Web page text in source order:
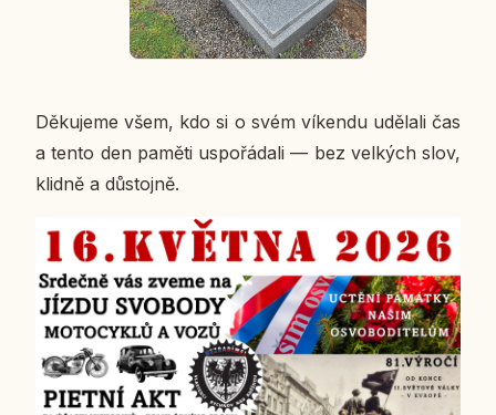
Dě­ku­je­me všem, kdo si o svém ví­ken­du udě­la­li čas
a tento den paměti uspo­řá­da­li — bez vel­kých slov,
klidně a dů­stoj­ně.